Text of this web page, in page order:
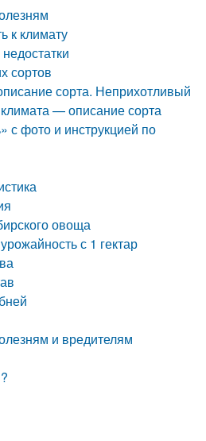
к климату
сортов
сорта. Неприхотливый
— описание сорта
с фото и инструкцией по
овоща
с 1 гектар
и вредителям